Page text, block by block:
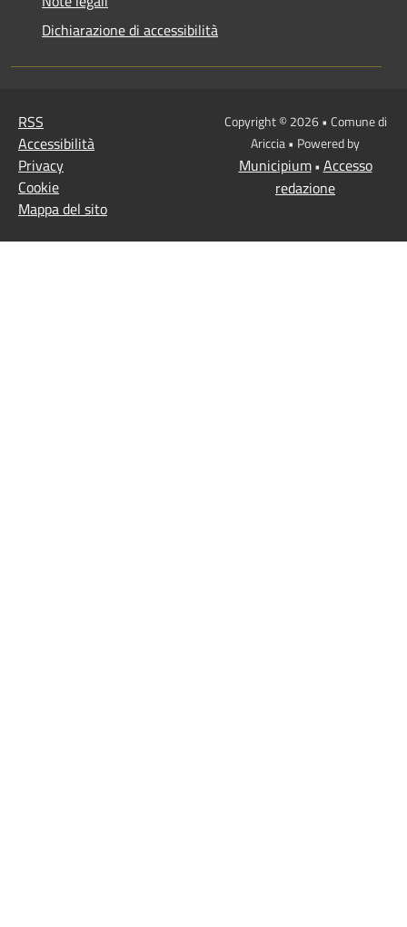
Dichiarazione di accessibilità
RSS
Accessibilità
Privacy
Cookie
Mappa del sito
Copyright © 2026 • Comune di
Ariccia • Powered by
Municipium• Accesso
redazione